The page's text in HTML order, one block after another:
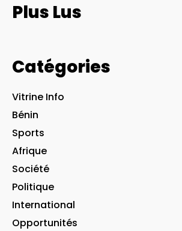
Plus Lus
Catégories
Vitrine Info
Bénin
Sports
Afrique
Société
Politique
International
Opportunités